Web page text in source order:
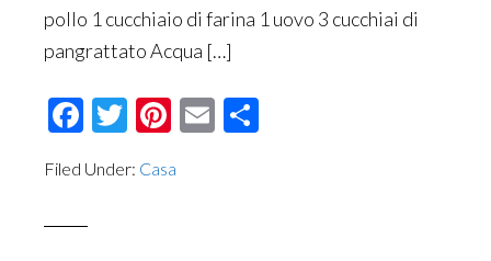
pollo 1 cucchiaio di farina 1 uovo 3 cucchiai di
pangrattato Acqua […]
Facebook
Twitter
Pinterest
Email
Filed Under: Casa